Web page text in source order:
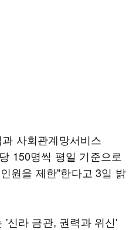
사회관계망서비스
150명씩 평일 기준으로
원을 제한"한다고 3일 밝
'신라 금관, 권력과 위신'